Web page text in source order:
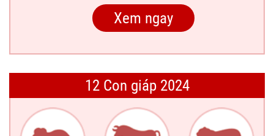
12 Con giáp 2024